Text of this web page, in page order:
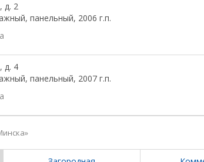
д. 2
панельный, 2006 г.п.
д. 4
панельный, 2007 г.п.